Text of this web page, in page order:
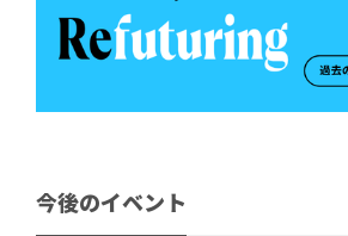
今後のイベント